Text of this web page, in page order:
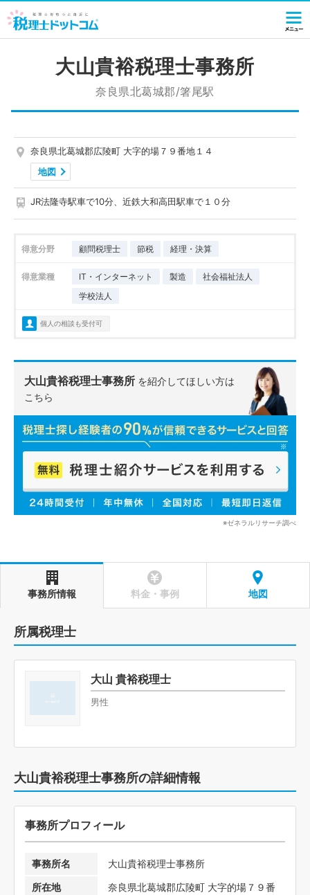
大山貴裕税理士事務所
奈良県北葛城郡/箸尾駅
奈良県北葛城郡広陵町 大字的場７９番地１４
地図
JR法隆寺駅車で10分、近鉄大和高田駅車で１０分
得意分野 顧問税理士 節税 経理・決算
得意業種 IT・インターネット 製造
社会福祉法人
学校法人
個人の相談も受付可
大山貴裕税理士事務所 を紹介してほしい方は
こちら
※ゼネラルリサーチ調べ
事務所情報 料金・事例 地図
所属税理士
大山 貴裕税理士
男性
大山貴裕税理士事務所の詳細情報
事務所プロフィール
事務所名
大山貴裕税理士事務所
所在地
奈良県北葛城郡広陵町 大字的場７９番